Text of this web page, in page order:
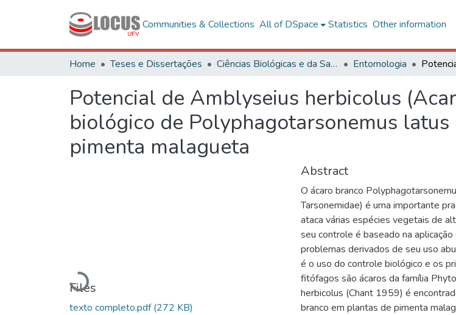
Communities & Collections All of DSpace Statistics Other information
Home Teses e Dissertações Ciências Biológicas e da Saúde Entomologia
Potencial de Amblyseius herbicolus
biológico de Polyphagotarsonemus latus
pimenta malagueta
Loading...
Files
texto completo.pdf(272 KB)
Abstract
O ácaro branco
Tarsonemidae) é uma importante
ataca várias espécies vegetais de
seu controle é baseado na
problemas derivados de seu uso
é o uso do controle biológico e os
fitófagos são ácaros da família
herbicolus (Chant 1959) é
branco em plantas de pimenta